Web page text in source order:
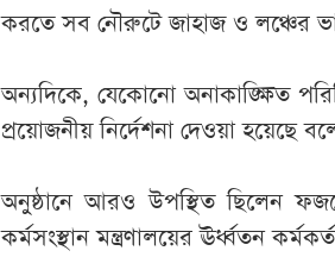
করতে সব নৌরুটে জাহাজ ও লঞ্চের
অন্যদিকে, যেকোনো অনাকাঙ্ক্ষিত
প্রয়োজনীয় নির্দেশনা দেওয়া হয়েছে বলে
অনুষ্ঠানে আরও উপস্থিত ছিলেন
কর্মসংস্থান মন্ত্রণালয়ের ঊর্ধ্বতন